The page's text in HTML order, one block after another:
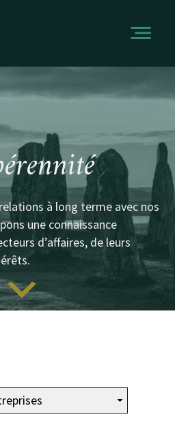
à long terme avec nos
une connaissance
d’affaires, de leurs